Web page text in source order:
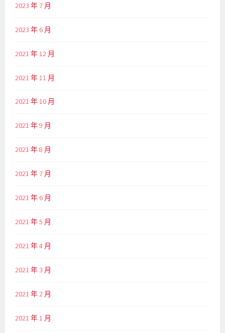
2023 年 7 月
2023 年 6 月
2021 年 12 月
2021 年 11 月
2021 年 10 月
2021 年 9 月
2021 年 8 月
2021 年 7 月
2021 年 6 月
2021 年 5 月
2021 年 4 月
2021 年 3 月
2021 年 2 月
2021 年 1 月